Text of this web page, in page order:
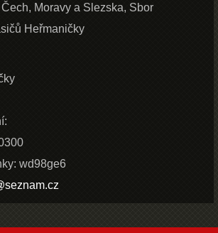
Moravy a Slezska, Sbor
Heřmaničky
wd98ge6